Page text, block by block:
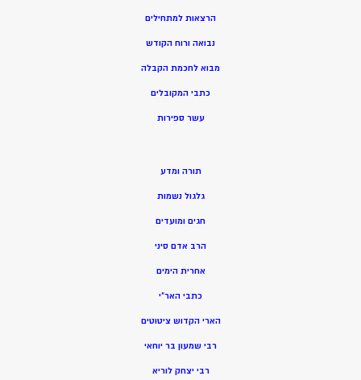
הרצאות למתחילים
נבואה ורוח הקודש
מבוא לחכמת הקבלה
כתבי המקובלים
עשר ספירות
תורה ומדע
גלגול נשמות
חגים ומועדים
הרב אדם סיני
אחרית הימים
כתבי האר”י
הארי הקדוש ציטוטים
רבי שמעון בר יוחאי
רבי יצחק לוריא